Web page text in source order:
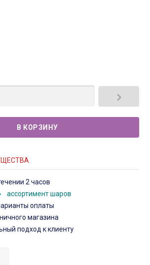

2 часов
ассортимент шаров
оплаты
магазина
подход к клиенту